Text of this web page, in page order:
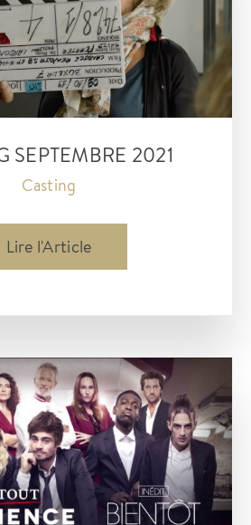
SEPTEMBRE 2021
Casting
Casting
septembre
Lire l'Article